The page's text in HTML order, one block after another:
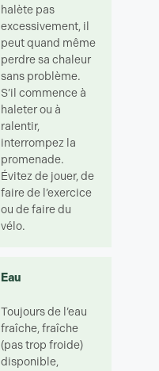
halète pas
excessivement, il
peut quand même
perdre sa chaleur
sans problème.
S’il commence à
haleter ou à
ralentir,
interrompez la
promenade.
Évitez de jouer, de
faire de l’exercice
ou de faire du
vélo.
Eau
Toujours de l’eau
fraîche, fraîche
(pas trop froide)
disponible,